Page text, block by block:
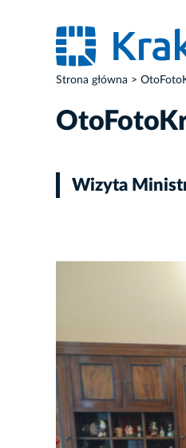
Strona główna
Wizyta